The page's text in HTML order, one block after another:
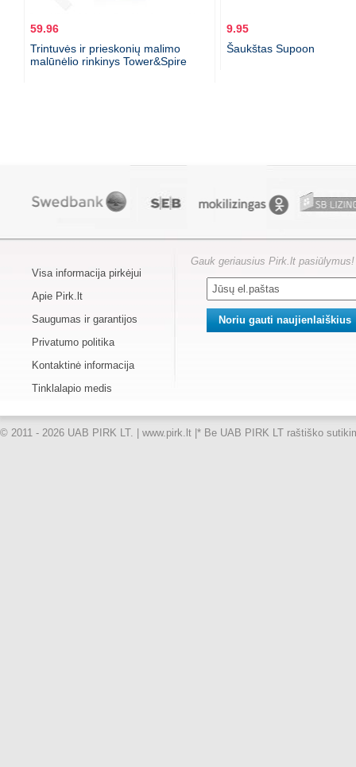
59.96
Trintuvės ir prieskonių malimo
malūnėlio rinkinys Tower&Spire
9.95
Šaukštas Supoon
Visa informacija pirkėjui
Apie Pirk.lt
Saugumas ir garantijos
Privatumo politika
Kontaktinė informacija
Tinklalapio medis
Gauk geriausius Pirk.lt pasiūlymus!
© 2011 - 2026 UAB PIRK LT. | www.pirk.lt | * Be UAB PIRK LT raštiško